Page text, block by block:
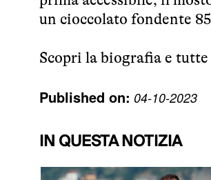
un cioccolato fondente
Scopri la biografia e
Published on: 04-10-2023
IN QUESTA NOTIZIA